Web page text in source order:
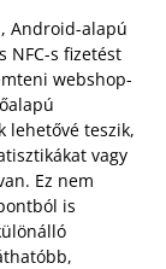
Android-alapú
NFC-s fizetést
webshop-
lehetővé teszik,
vagy
Ez nem
is